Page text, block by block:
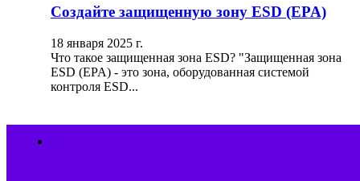
Создайте защищенную зону ESD (EPA)
18 января 2025 г.
Что такое защищенная зона ESD? "Защищенная зона
ESD (EPA) - это зона, оборудованная системой
контроля ESD...